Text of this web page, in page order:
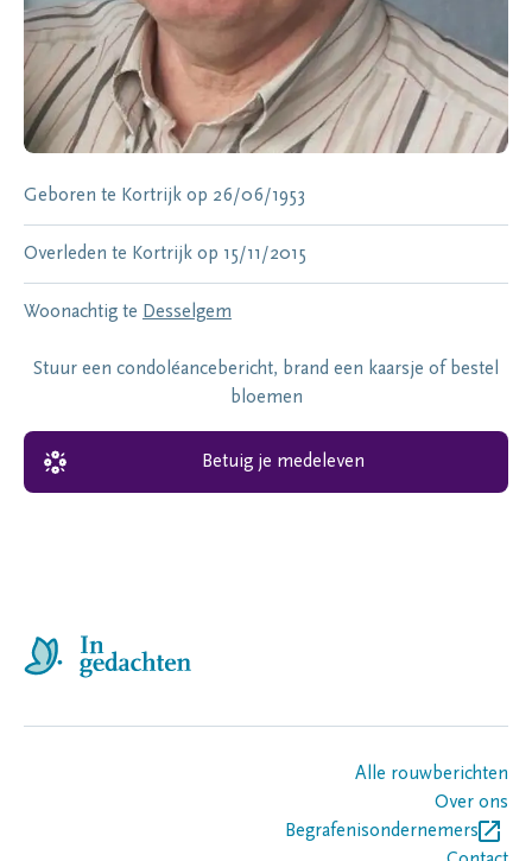
Geboren te Kortrijk op 26/06/1953
Overleden te Kortrijk op 15/11/2015
Woonachtig te Desselgem
Stuur een condoléancebericht, brand een kaarsje of bestel
bloemen
Betuig je medeleven
Alle rouwberichten
Over ons
Begrafenisondernemers